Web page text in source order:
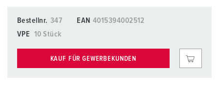
Bestellnr. 347 EAN 4015394002512
VPE
10 Stück
KAUF FÜR GEWERBEKUNDEN